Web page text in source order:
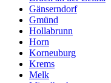
Gänserndorf
Gmünd
Hollabrunn
Horn
Korneuburg
Krems
Melk